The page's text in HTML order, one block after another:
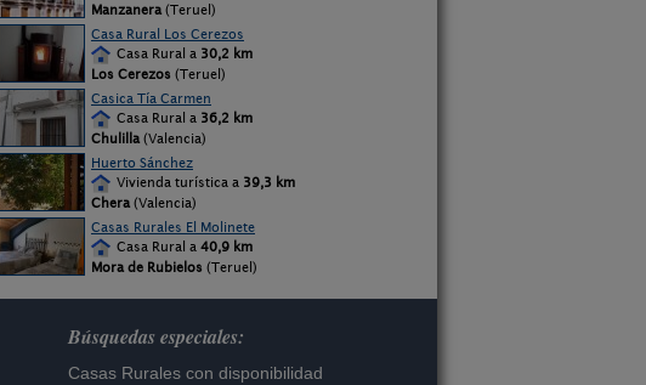
Manzanera (Teruel)
Casa Rural Los Cerezos
Casa Rural a 30,2 km
Los Cerezos (Teruel)
Casica Tía Carmen
Casa Rural a 36,2 km
Chulilla (Valencia)
Huerto Sánchez
Vivienda turística a 39,3 km
Chera (Valencia)
Casas Rurales El Molinete
Casa Rural a 40,9 km
Mora de Rubielos (Teruel)
Búsquedas especiales:
Casas Rurales con disponibilidad